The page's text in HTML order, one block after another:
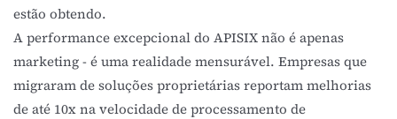
estão obtendo.
A performance excepcional do APISIX não é apenas
marketing - é uma realidade mensurável. Empresas que
migraram de soluções proprietárias reportam melhorias
de até 10x na velocidade de processamento de